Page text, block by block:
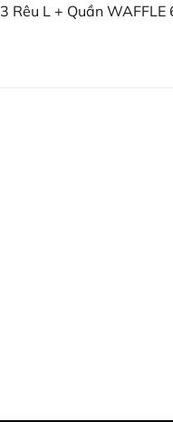
Rêu L + Quần WAFFLE